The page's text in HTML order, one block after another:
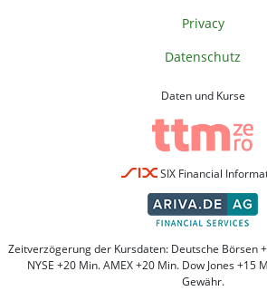
Privacy
Datenschutz
Daten und Kurse
SIX Financial
Zeitverzögerung der Kursdaten: Deutsche Börsen
NYSE +20 Min. AMEX +20 Min. Dow Jones +15
Gewähr.